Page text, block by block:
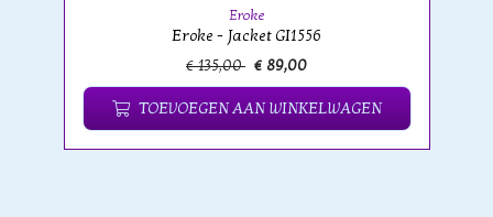
Eroke
Eroke - Jacket GI1556
€ 135,00 € 89,00
TOEVOEGEN AAN WINKELWAGEN